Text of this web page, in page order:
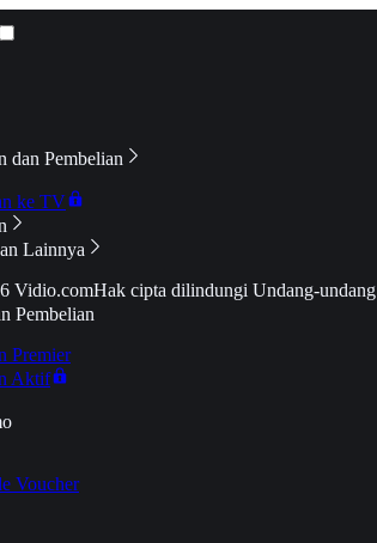
dan Pembelian
ke TV
Lainnya
Vidio.comHak cipta dilindungi Undang-undang
Pembelian
Premier
Aktif
Voucher